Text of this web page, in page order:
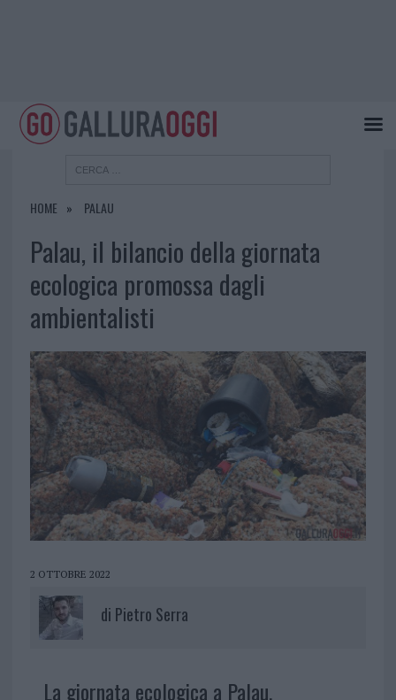
HOME PALAU
Palau, il bilancio della giornata
ecologica promossa dagli
ambientalisti
2 OTTOBRE 2022
di Pietro Serra
La giornata ecologica a Palau.